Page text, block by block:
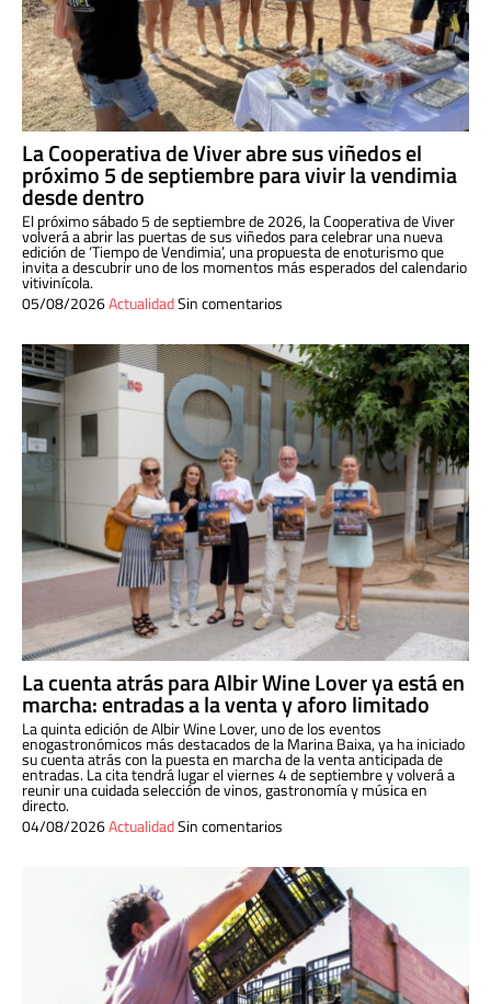
La Cooperativa de Viver abre sus viñedos el
próximo 5 de septiembre para vivir la vendimia
desde dentro
El próximo sábado 5 de septiembre de 2026, la Cooperativa de Viver
volverá a abrir las puertas de sus viñedos para celebrar una nueva
edición de ‘Tiempo de Vendimia’, una propuesta de enoturismo que
invita a descubrir uno de los momentos más esperados del calendario
vitivinícola.
05/08/2026ActualidadSin comentarios
La cuenta atrás para Albir Wine Lover ya está en
marcha: entradas a la venta y aforo limitado
La quinta edición de Albir Wine Lover, uno de los eventos
enogastronómicos más destacados de la Marina Baixa, ya ha iniciado
su cuenta atrás con la puesta en marcha de la venta anticipada de
entradas. La cita tendrá lugar el viernes 4 de septiembre y volverá a
reunir una cuidada selección de vinos, gastronomía y música en
directo.
04/08/2026ActualidadSin comentarios